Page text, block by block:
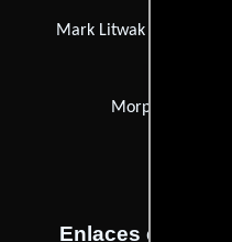
Mark Litwak & Associates
Morpheus
Enlaces externos